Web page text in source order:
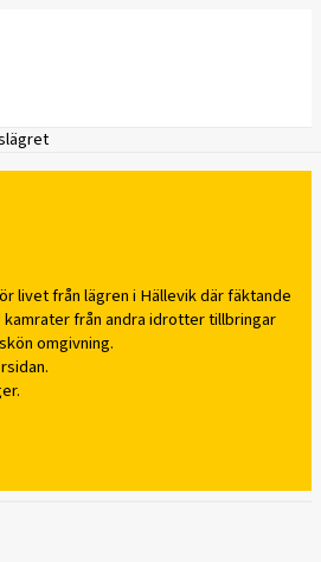
livet från lägren i Hällevik där fäktande
kamrater från andra idrotter tillbringar
omgivning.